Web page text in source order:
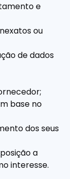
e
ou
de dados
base no
dos seus
a
interesse.